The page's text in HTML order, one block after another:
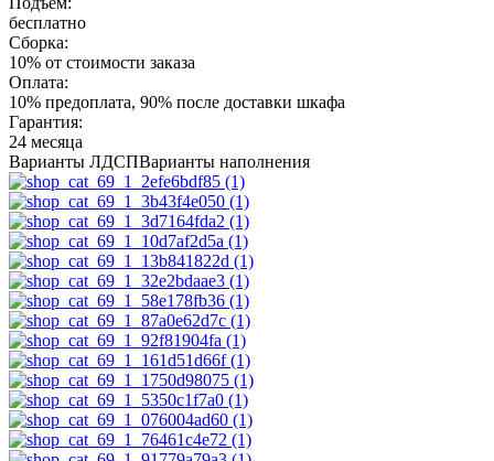
бесплатно
Сборка:
10% от стоимости заказа
Оплата:
10% предоплата, 90% после доставки шкафа
Гарантия:
24 месяца
Варианты ЛДСПВарианты наполнения